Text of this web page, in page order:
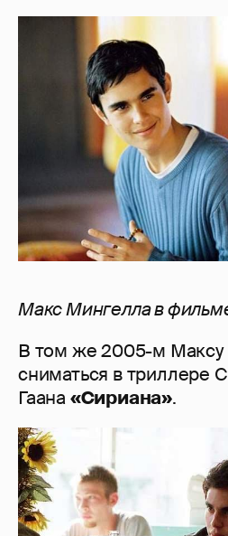
Макс Мингелла в
В том же 2005-м Максу
сниматься в триллере
Гаана «Сириана».